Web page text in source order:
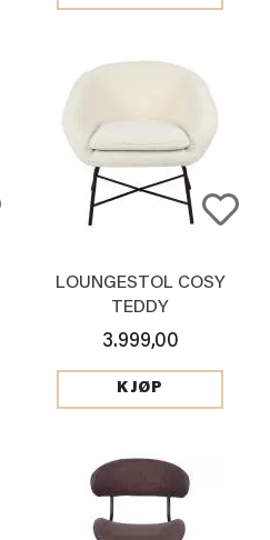
LOUNGESTOL COSY
TEDDY
3.999,00
KJØP